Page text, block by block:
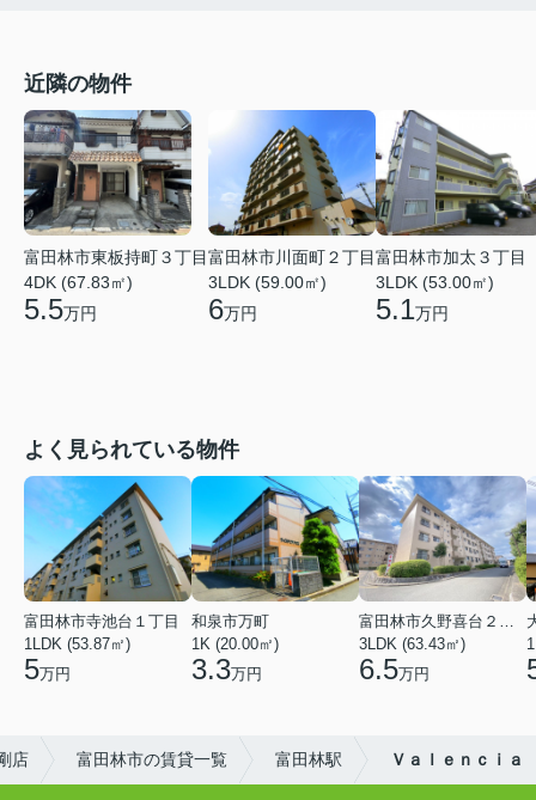
近隣の物件
富田林市東板持町３丁目
4DK (67.83㎡)
5.5万円
富田林市川面町２丁目
3LDK (59.00㎡)
6万円
富田林市加太３丁目
3LDK (53.00㎡)
5.1万円
よく見られている物件
富田林市寺池台１丁目
1LDK (53.87㎡)
5万円
和泉市万町
1K (20.00㎡)
3.3万円
富田林市久野喜台２丁目
3LDK (63.43㎡)
6.5万円
店 富田林市の賃貸一覧 富田林駅 Ｖａｌｅｎｃｉａ